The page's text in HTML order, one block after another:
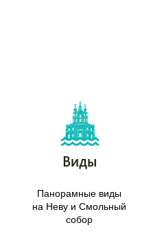
Виды
Панорамные виды
на Неву и Смольный
собор